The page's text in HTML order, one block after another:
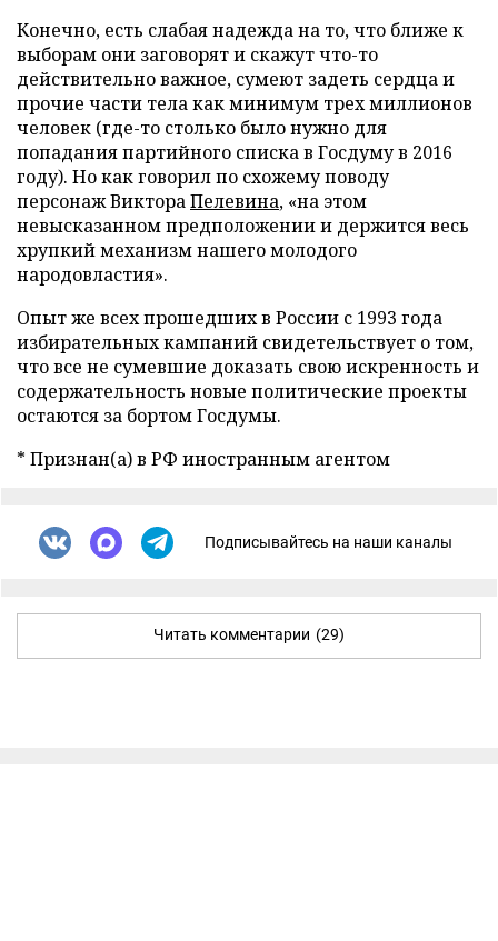
Конечно, есть слабая надежда на то, что ближе к
выборам они заговорят и скажут что-то
действительно важное, сумеют задеть сердца и
прочие части тела как минимум трех миллионов
человек (где-то столько было нужно для
попадания партийного списка в Госдуму в 2016
году). Но как говорил по схожему поводу
персонаж ВиктораПелевина, «на этом
невысказанном предположении и держится весь
хрупкий механизм нашего молодого
народовластия».
Опыт же всех прошедших в России с 1993 года
избирательных кампаний свидетельствует о том,
что все не сумевшие доказать свою искренность и
содержательность новые политические проекты
остаются за бортом Госдумы.
* Признан(а) в РФ иностранным агентом
Подписывайтесь на наши каналы
Читать комментарии (29)